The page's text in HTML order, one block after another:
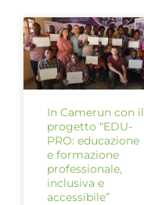
In Camerun con il
progetto “EDU-
PRO: educazione
e formazione
professionale,
inclusiva e
accessibile”